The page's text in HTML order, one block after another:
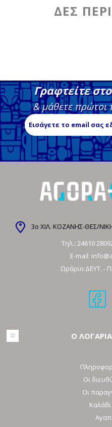
Γραφτείτε
& μάθετε πρώτοι
3ο ΧΙΛ. ΚΟΖΑΝΗΣ-ΘΕΣ/
Τηλ.: 24610
E-mail:
Ωράριο:ΔΕΥΤ. -
Ο
Οι
Οι